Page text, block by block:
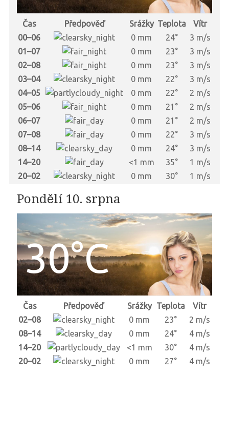
Čas Předpověď Srážky Teplota
Vítr
00–06
0 mm 24°
3 m/s
01–07
0 mm 23°
3 m/s
02–08
0 mm 23°
3 m/s
03–04
0 mm 22°
3 m/s
04–05
0 mm 22°
2 m/s
05–06
0 mm 21°
2 m/s
06–07
0 mm 21°
2 m/s
07–08
0 mm 22°
3 m/s
08–14
0 mm 24°
3 m/s
14–20
<1 mm 35°
1 m/s
20–02
0 mm 30° 1 m/s
Pondělí 10. srpna
30°C
Čas Předpověď Srážky Teplota
Vítr
02–08
0 mm 23°
2 m/s
08–14
0 mm 24°
4 m/s
14–20
<1 mm 30°
4 m/s
20–02
0 mm 27° 4 m/s